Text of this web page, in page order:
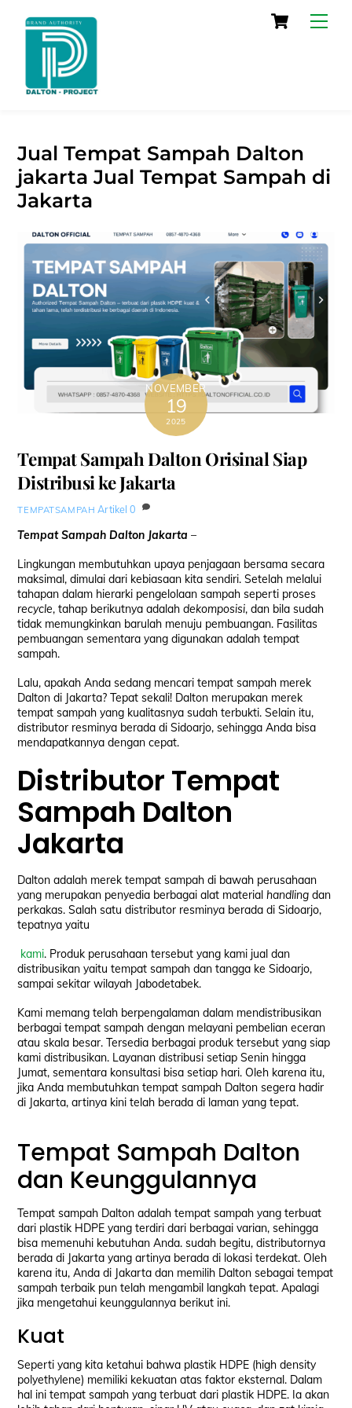
Cart
Jual Tempat Sampah Dalton
jakarta Jual Tempat Sampah di
Jakarta
NOVEMBER
19
2025
Tempat Sampah Dalton Orisinal Siap
Distribusi ke Jakarta
TEMPATSAMPAH Artikel 0
Tempat Sampah Dalton Jakarta –
Lingkungan membutuhkan upaya penjagaan bersama secara
maksimal, dimulai dari kebiasaan kita sendiri. Setelah melalui
tahapan dalam hierarki pengelolaan sampah seperti proses
recycle, tahap berikutnya adalahdekomposisi, dan bila sudah
tidak memungkinkan barulah menuju pembuangan. Fasilitas
pembuangan sementara yang digunakan adalah tempat
sampah.
Lalu, apakah Anda sedang mencari tempat sampah merek
Dalton di Jakarta? Tepat sekali! Dalton merupakan merek
tempat sampah yang kualitasnya sudah terbukti. Selain itu,
distributor resminya berada di Sidoarjo, sehingga Anda bisa
mendapatkannya dengan cepat.
Distributor Tempat
Sampah Dalton
Jakarta
Dalton adalah merek tempat sampah di bawah perusahaan
yang merupakan penyedia berbagai alat materialhandling dan
perkakas. Salah satu distributor resminya berada di Sidoarjo,
tepatnya yaitu
kami. Produk perusahaan tersebut yang kami jual dan
distribusikan yaitu tempat sampah dan tangga ke Sidoarjo,
sampai sekitar wilayah Jabodetabek.
Kami memang telah berpengalaman dalam mendistribusikan
berbagai tempat sampah dengan melayani pembelian eceran
atau skala besar. Tersedia berbagai produk tersebut yang siap
kami distribusikan. Layanan distribusi setiap Senin hingga
Jumat, sementara konsultasi bisa setiap hari. Oleh karena itu,
jika Anda membutuhkan tempat sampah Dalton segera hadir
di Jakarta, artinya kini telah berada di laman yang tepat.
Tempat Sampah Dalton
dan Keunggulannya
Tempat sampah Dalton adalah tempat sampah yang terbuat
dari plastik HDPE yang terdiri dari berbagai varian, sehingga
bisa memenuhi kebutuhan Anda. sudah begitu, distributornya
berada di Jakarta yang artinya berada di lokasi terdekat. Oleh
karena itu, Anda di Jakarta dan memilih Dalton sebagai tempat
sampah terbaik pun telah mengambil langkah tepat. Apalagi
jika mengetahui keunggulannya berikut ini.
Kuat
Seperti yang kita ketahui bahwa plastik HDPE (high density
polyethylene) memiliki kekuatan atas faktor eksternal. Dalam
hal ini tempat sampah yang terbuat dari plastik HDPE. Ia akan